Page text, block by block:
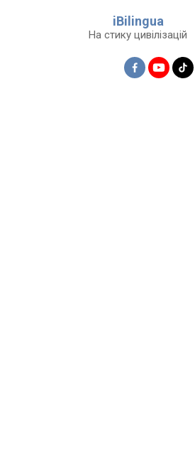
iBilingua
На стику цивілізацій